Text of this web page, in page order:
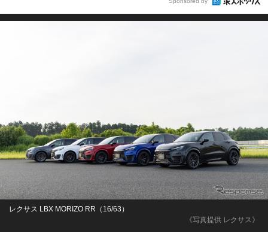
《写真提供 レクサス》
レクサス LBX MORIZO RR（16/63）